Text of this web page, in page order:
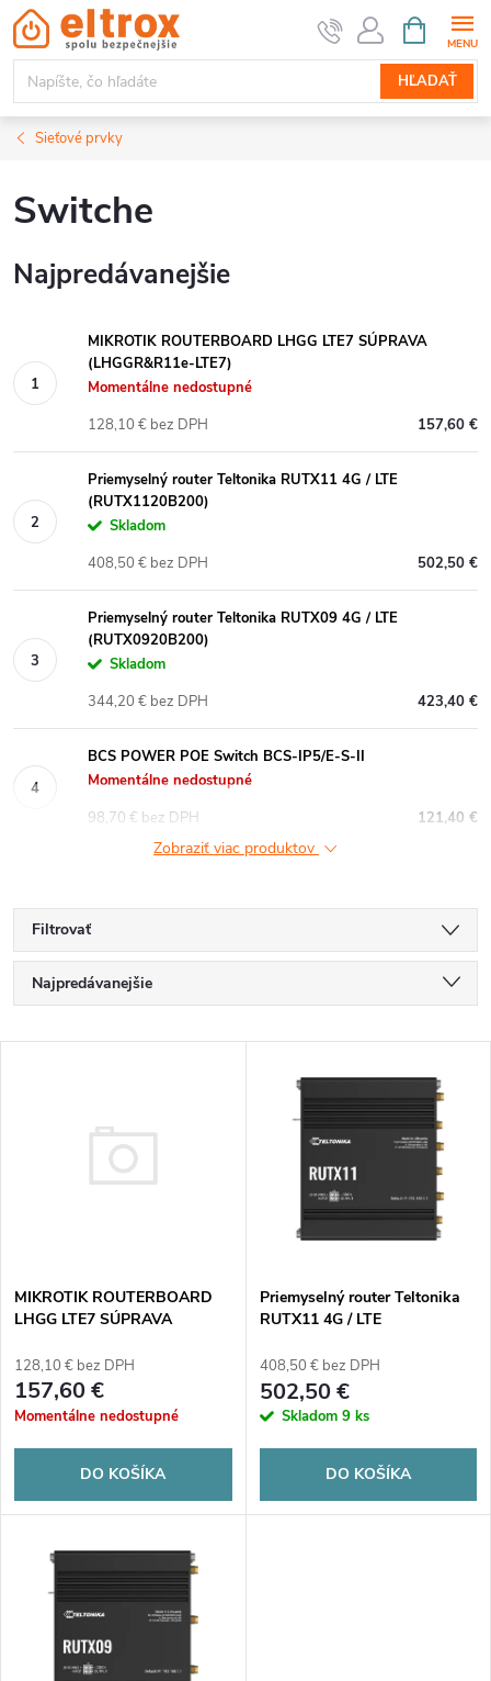
Prejsť
na
obsah
HĽADAŤ
KOŠÍK
Sieťové prvky
Switche
Najpredávanejšie
MIKROTIK ROUTERBOARD LHGG LTE7 SÚPRAVA
(LHGGR&R11e-LTE7)
Momentálne nedostupné
157,60 €
128,10 € bez DPH
Priemyselný router Teltonika RUTX11 4G / LTE
(RUTX1120B200)
Skladom
502,50 €
408,50 € bez DPH
Priemyselný router Teltonika RUTX09 4G / LTE
(RUTX0920B200)
Skladom
423,40 €
344,20 € bez DPH
BCS POWER POE Switch BCS-IP5/E-S-II
Momentálne nedostupné
121,40 €
98,70 € bez DPH
Zobraziť viac produktov
Filtrovať
R
a
e
p
r
d
Najpredávanejšie
s
p
r
o
d
MIKROTIK ROUTERBOARD
LHGG LTE7 SÚPRAVA
128,10 € bez DPH
157,60 €
Momentálne nedostupné
DO KOŠÍKA
Priemyselný router Teltonika
RUTX11 4G / LTE
408,50 € bez DPH
502,50 €
Skladom 9 ks
DO KOŠÍKA